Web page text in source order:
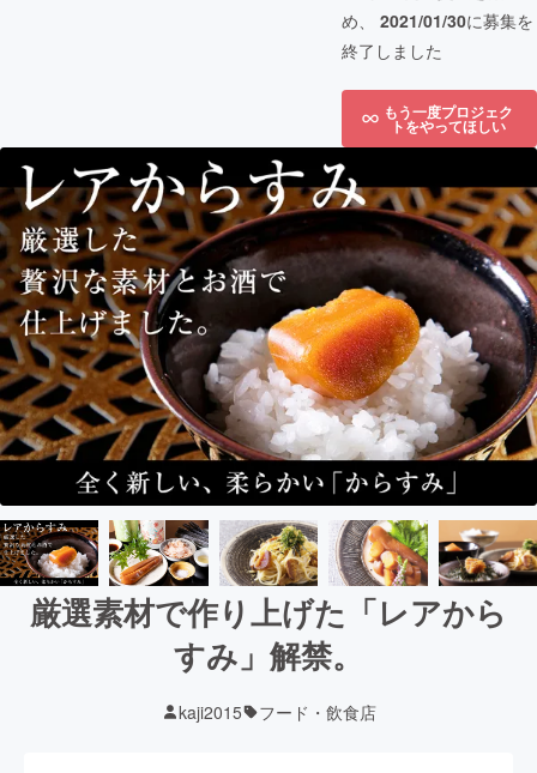
め、 2021/01/30に募集を
終了しました
もう一度プロジェク
トをやってほしい
厳選素材で作り上げた「レアから
すみ」解禁。
kaji2015 フード・飲食店